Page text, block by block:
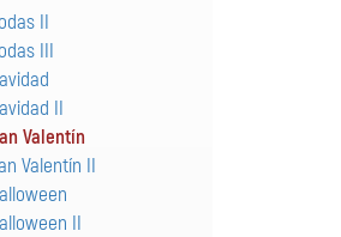
II
III
II
Valentín
Valentín II
II